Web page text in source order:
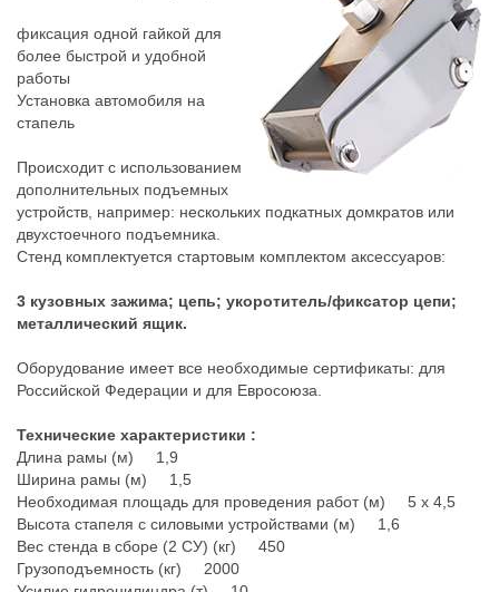
фиксация одной гайкой для
более быстрой и удобной
работы
Установка автомобиля на
стапель
Происходит с использованием
дополнительных подъемных
устройств, например: нескольких подкатных домкратов или
двухстоечного подъемника.
Стенд комплектуется стартовым комплектом аксессуаров:
3 кузовных зажима; цепь; укоротитель/фиксатор цепи;
металлический ящик.
Оборудование имеет все необходимые сертификаты: для
Российской Федерации и для Евросоюза.
Технические характеристики :
Длина рамы (м) 1,9
Ширина рамы (м) 1,5
Необходимая площадь для проведения работ (м) 5 х 4,5
Высота стапеля с силовыми устройствами (м) 1,6
Вес стенда в сборе (2 СУ) (кг) 450
Грузоподъемность (кг) 2000